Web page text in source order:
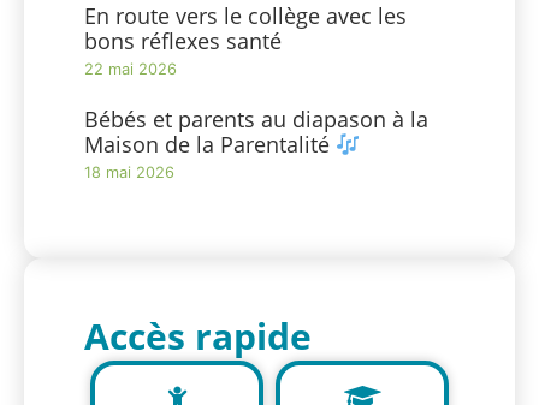
En route vers le collège avec les
bons réflexes santé
22 mai 2026
Bébés et parents au diapason à la
Maison de la Parentalité
18 mai 2026
Accès rapide